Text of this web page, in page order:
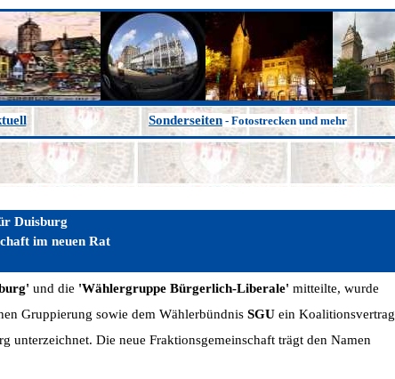
Sonderseiten - Fotostrecken und mehr
Duisburg
im neuen Rat
und die 'Wählergruppe Bürgerlich-Liberale' mitteilte, wurde
Gruppierung sowie dem Wählerbündnis SGU ein Koalitionsvertrag
unterzeichnet. Die neue Fraktionsgemeinschaft trägt den Namen